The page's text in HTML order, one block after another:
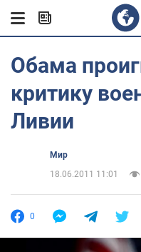
Обама
критику
Ливии
Мир
18.06.2011 11:01
0